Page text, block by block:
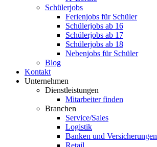
Schülerjobs
Ferienjobs für Schüler
Schülerjobs ab 16
Schülerjobs ab 17
Schülerjobs ab 18
Nebenjobs für Schüler
Blog
Kontakt
Unternehmen
Dienstleistungen
Mitarbeiter finden
Branchen
Service/Sales
Logistik
Banken und Versicherungen
Retail